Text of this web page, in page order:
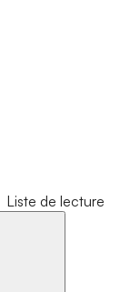
Liste de lecture